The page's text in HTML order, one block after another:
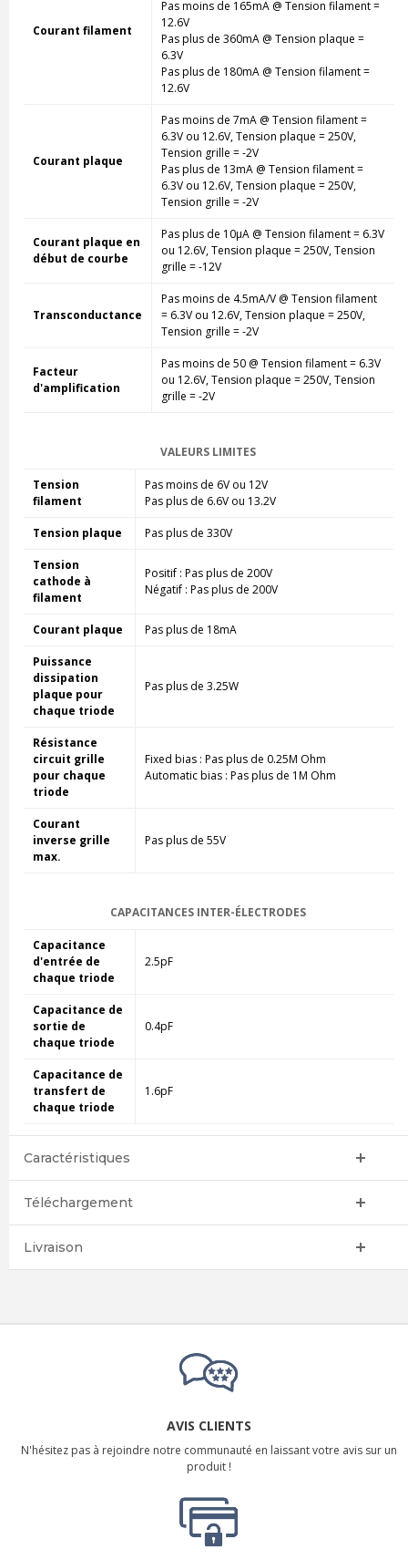
Courant filament
Pas moins de 165mA @ Tension filament =
12.6V
Pas plus de 360mA @ Tension plaque =
6.3V
Pas plus de 180mA @ Tension filament =
12.6V
Courant plaque
Pas moins de 7mA @ Tension filament =
6.3V ou 12.6V, Tension plaque = 250V,
Tension grille = -2V
Pas plus de 13mA @ Tension filament =
6.3V ou 12.6V, Tension plaque = 250V,
Tension grille = -2V
Courant plaque en
début de courbe
Pas plus de 10µA @ Tension filament = 6.3V
ou 12.6V, Tension plaque = 250V, Tension
grille = -12V
Transconductance
Pas moins de 4.5mA/V @ Tension filament
= 6.3V ou 12.6V, Tension plaque = 250V,
Tension grille = -2V
Facteur
d'amplification
Pas moins de 50 @ Tension filament = 6.3V
ou 12.6V, Tension plaque = 250V, Tension
grille = -2V
VALEURS LIMITES
Tension
filament
Pas moins de 6V ou 12V
Pas plus de 6.6V ou 13.2V
Tension plaque Pas plus de 330V
Tension
cathode à
filament
Positif : Pas plus de 200V
Négatif : Pas plus de 200V
Courant plaque Pas plus de 18mA
Puissance
dissipation
plaque pour
chaque triode
Pas plus de 3.25W
Résistance
circuit grille
pour chaque
triode
Fixed bias : Pas plus de 0.25M Ohm
Automatic bias : Pas plus de 1M Ohm
Courant
inverse grille
max.
Pas plus de 55V
CAPACITANCES INTER-ÉLECTRODES
Capacitance
d'entrée de
chaque triode
2.5pF
Capacitance de
sortie de
chaque triode
0.4pF
Capacitance de
transfert de
chaque triode
1.6pF
Caractéristiques
Téléchargement
Livraison
AVIS CLIENTS
N'hésitez pas à rejoindre notre communauté en laissant votre avis sur un
produit !